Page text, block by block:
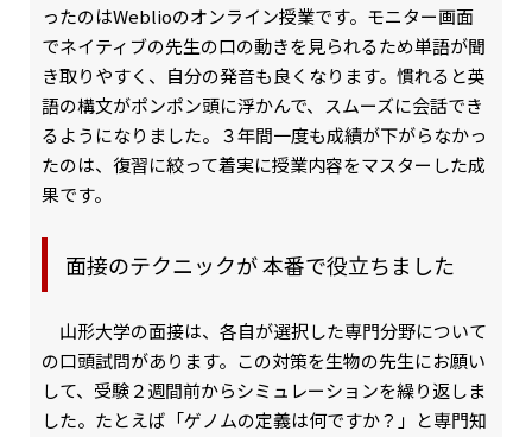
ったのはWeblioのオンライン授業です。モニター画面
でネイティブの先生の口の動きを見られるため単語が聞
き取りやすく、自分の発音も良くなります。慣れると英
語の構文がポンポン頭に浮かんで、スムーズに会話でき
るようになりました。３年間一度も成績が下がらなかっ
たのは、復習に絞って着実に授業内容をマスターした成
果です。
面接のテクニックが 本番で役立ちました
山形大学の面接は、各自が選択した専門分野について
の口頭試問があります。この対策を生物の先生にお願い
して、受験２週間前からシミュレーションを繰り返しま
した。たとえば「ゲノムの定義は何ですか？」と専門知